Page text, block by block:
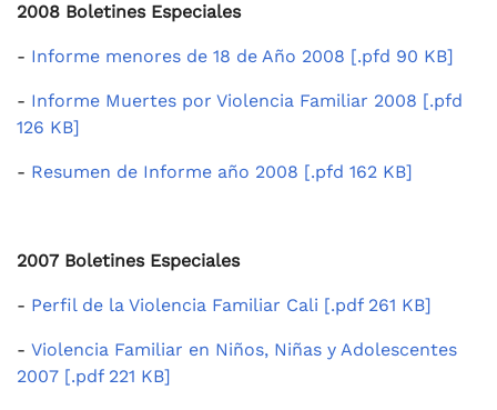
2008 Boletines Especiales
- Informe menores de 18 de Año 2008 [.pfd 90 KB]
- Informe Muertes por Violencia Familiar 2008 [.pfd
126 KB]
- Resumen de Informe año 2008 [.pfd 162 KB]
2007 Boletines Especiales
- Perfil de la Violencia Familiar Cali [.pdf 261 KB]
- Violencia Familiar en Niños, Niñas y Adolescentes
2007 [.pdf 221 KB]